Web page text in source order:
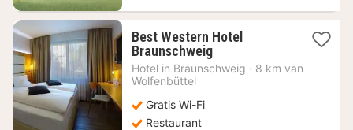
Best Western Hotel
Braunschweig1
nacht
vanaf
Hotel in Braunschweig · 8 km van
Wolfenbüttel
Gratis Wi-Fi
Restaurant